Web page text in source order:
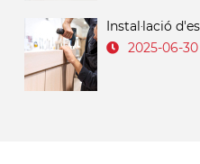
Instal·lació
2025-06-30